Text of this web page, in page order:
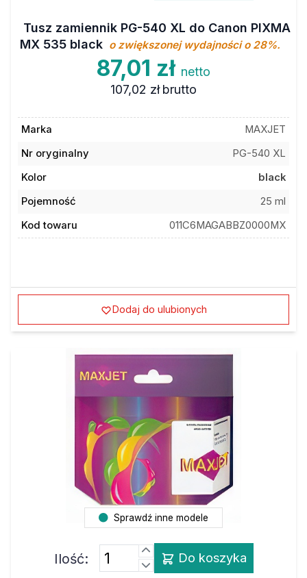
Tusz zamiennik PG-540 XL do Canon PIXMA
MX 535 black o zwiększonej wydajności o 28%.
87,01 zł netto
107,02 zł brutto
Marka
MAXJET
Nr oryginalny
PG-540 XL
Kolor
black
Pojemność
25 ml
Kod towaru
011C6MAGABBZ0000MX
Dodaj do ulubionych
Sprawdź inne modele
Ilość: Do koszyka